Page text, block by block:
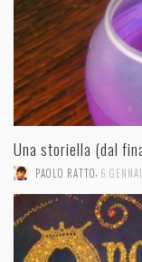
Una storiella (dal
PAOLO RATTO, 6